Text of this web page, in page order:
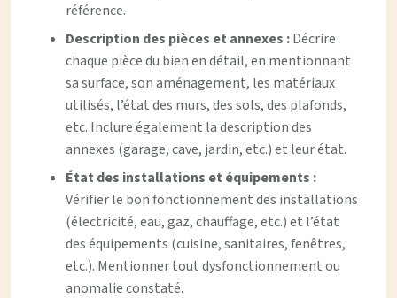
référence.
Description des pièces et annexes :Décrire
chaque pièce du bien en détail, en mentionnant
sa surface, son aménagement, les matériaux
utilisés, l’état des murs, des sols, des plafonds,
etc. Inclure également la description des
annexes (garage, cave, jardin, etc.) et leur état.
État des installations et équipements :
Vérifier le bon fonctionnement des installations
(électricité, eau, gaz, chauffage, etc.) et l’état
des équipements (cuisine, sanitaires, fenêtres,
etc.). Mentionner tout dysfonctionnement ou
anomalie constaté.